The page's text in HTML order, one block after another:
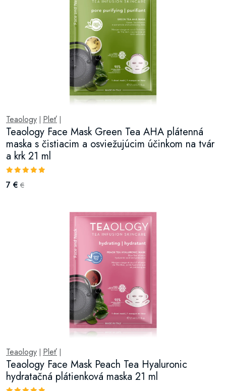
Teaology Pleť
Teaology Face Mask Green Tea AHA plátenná
maska s čistiacim a osviežujúcim účinkom na tvár
a krk 21 ml
7 € €
Teaology Pleť
Teaology Face Mask Peach Tea Hyaluronic
hydratačná plátienková maska 21 ml